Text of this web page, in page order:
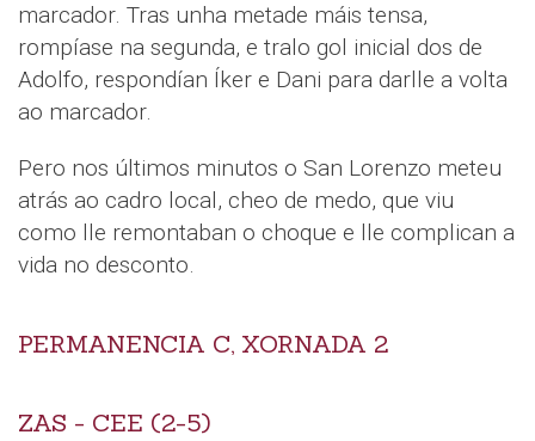
marcador. Tras unha metade máis tensa,
rompíase na segunda, e tralo gol inicial dos de
Adolfo, respondían Íker e Dani para darlle a volta
ao marcador.
Pero nos últimos minutos o San Lorenzo meteu
atrás ao cadro local, cheo de medo, que viu
como lle remontaban o choque e lle complican a
vida no desconto.
PERMANENCIA C, XORNADA 2
ZAS - CEE (2-5)